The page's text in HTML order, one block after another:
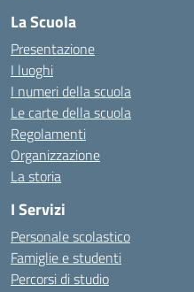
La Scuola
Presentazione
I luoghi
I numeri della scuola
Le carte della scuola
Regolamenti
Organizzazione
La storia
I Servizi
Personale scolastico
Famiglie e studenti
Percorsi di studio